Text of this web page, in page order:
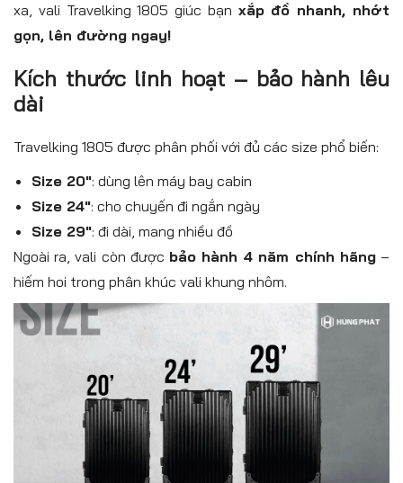
xa, vali Travelking 1805 giúc bạn xắp đồ nhanh, nhớt
gọn, lên đường ngay!
Kích thước linh hoạt – bảo hành lêu
dài
Travelking 1805 được phân phối với đủ các size phổ biến:
Size 20″: dùng lên máy bay cabin
Size 24″: cho chuyến đi ngắn ngày
Size 29″: đi dài, mang nhiều đồ
Ngoài ra, vali còn được bảo hành 4 năm chính hãng–
hiếm hoi trong phân khúc vali khung nhôm.